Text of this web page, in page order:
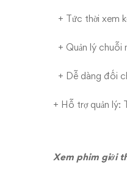
+ Tức thời xem
+ Quản lý
+ Dễ dàng đối
+ Hỗ trợ quản lý:
Xem phim giới